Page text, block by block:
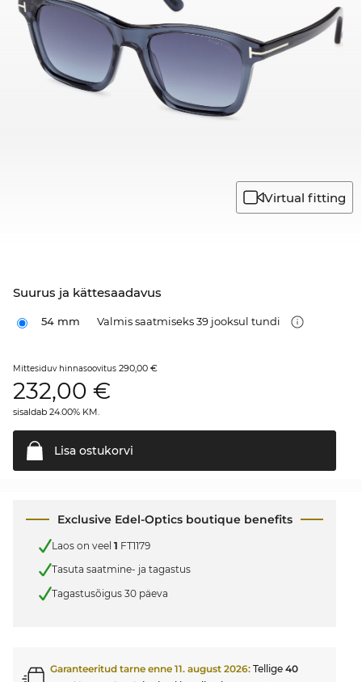
Virtual fitting
Suurus ja kättesaadavus
54 mm Valmis saatmiseks 39 jooksul tundi
Mittesiduv hinnasoovitus 290,00 €
232,00 €
sisaldab 24.00% KM.
Lisa ostukorvi
Exclusive Edel-Optics boutique benefits
Laos on veel 1 FT1179
Tasuta saatmine- ja tagastus
Tagastusõigus 30 päeva
Garanteeritud tarne enne 11. august 2026: Tellige 40